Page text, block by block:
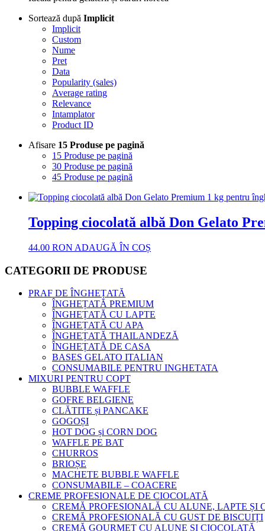
Sortează după Implicit
Implicit
Custom
Nume
Pret
Data
Popularity (sales)
Average rating
Relevance
Intamplator
Product ID
Afisare 15 Produse pe pagină
15 Produse pe pagină
30 Produse pe pagină
45 Produse pe pagină
Topping ciocolată albă Don Gelato
44.00 RON ADAUGĂ ÎN COȘ
CATEGORII DE PRODUSE
PRAF DE ÎNGHEȚATĂ
ÎNGHEȚATĂ PREMIUM
ÎNGHEȚATĂ CU LAPTE
ÎNGHEȚATĂ CU APA
ÎNGHEȚATĂ THAILANDEZĂ
ÎNGHEȚATĂ DE CASA
BASES GELATO ITALIAN
CONSUMABILE PENTRU INGHETATA
MIXURI PENTRU COPT
BUBBLE WAFFLE
GOFRE BELGIENE
CLĂTITE și PANCAKE
GOGOȘI
HOT DOG și CORN DOG
WAFFLE PE BAT
CHURROS
BRIOȘE
MACHETE BUBBLE WAFFLE
CONSUMABILE – COACERE
CREME PROFESIONALE DE CIOCOLATĂ
CREMĂ PROFESIONALĂ CU ALUNE, LAPTE ȘI
CREMĂ PROFESIONALĂ CU GUST DE BISCUIȚI
CREMĂ GOURMET CU ALUNE ȘI CIOCOLATĂ